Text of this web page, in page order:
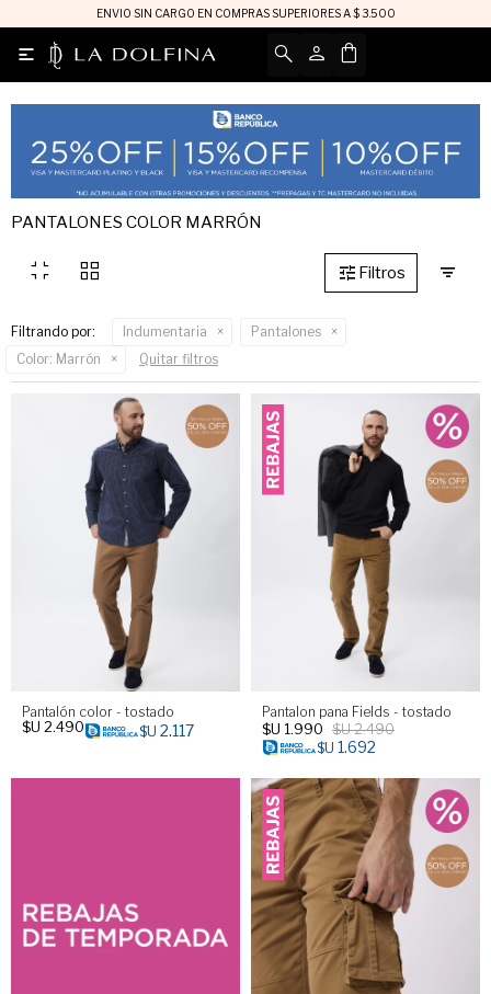
ENVIO SIN CARGO EN COMPRAS SUPERIORES A $ 3.500

PANTALONES COLOR MARRÓN
fullscreen_exit grid_view
Filtrando por: Indumentaria
Pantalones
Color: Marrón Quitar filtros
Pantalón color - tostado
$U 2.490 $U 2.117
Pantalon pana Fields - tostado
$U 1.990 $U2.490
$U 1.692